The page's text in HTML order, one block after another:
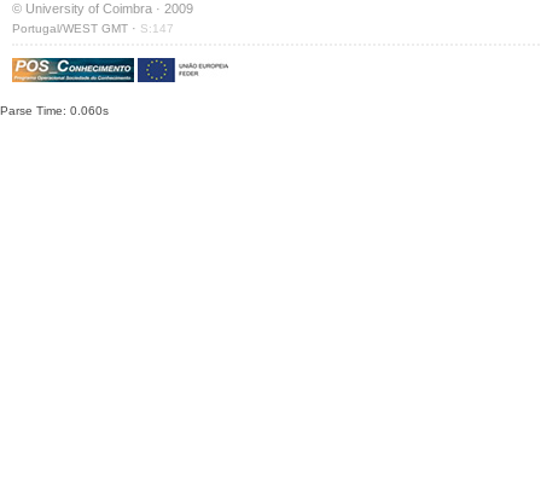
© University of Coimbra · 2009
Portugal/WEST GMT · S:147
Parse Time: 0.060s